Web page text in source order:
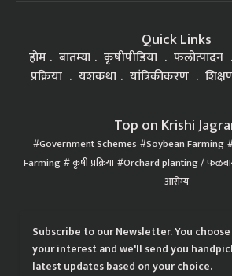
Quick Links
होम बातम्या कृषीपीडिया फलोत्पादन
प्रक्रिया
यशकथा यांत्रिकीकरण
Top on Krishi
Government Schemes Soybean Farming
Farming कृषी प्रक्रिया Orchard planting /
आरोग्य
Subscribe to our Newsletter. You
your interest and we'll send you
latest updates based on your choice.